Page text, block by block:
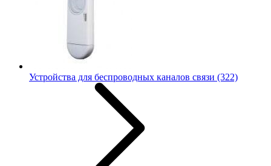
Устройства для беспроводных каналов связи (322)